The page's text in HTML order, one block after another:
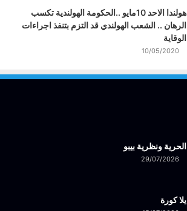
هولندا الاحد 10مايو ..الحكومة الهولندية تكسب
الرهان .. الشعب الهولندي قد التزم بتنفذ اجراءات
الوقاية
10/05/2020
الحرية ونظرية بيبو
29/07/2026
يلا كورة